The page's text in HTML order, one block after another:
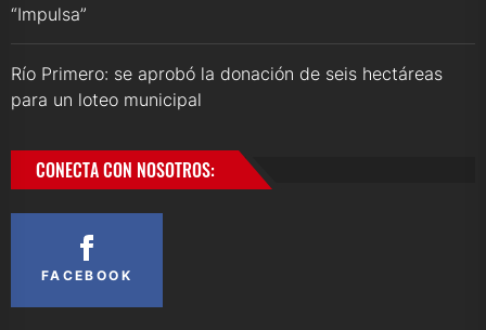
“Impulsa”
Río Primero: se aprobó la donación de seis hectáreas
para un loteo municipal
CONECTA CON NOSOTROS:
FACEBOOK